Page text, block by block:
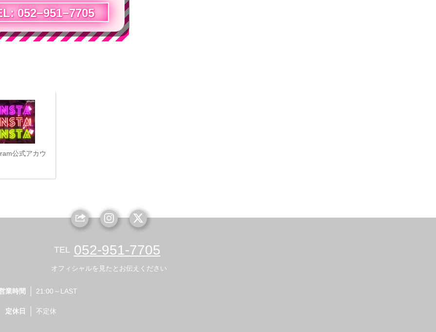
052−951−7705
公式アカウ
TEL 052-951-7705
オフィシャルを見たとお伝えください
業時間 21:00～LAST
定休日 不定休